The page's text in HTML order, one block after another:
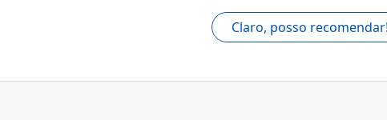
Claro, posso recomendar!